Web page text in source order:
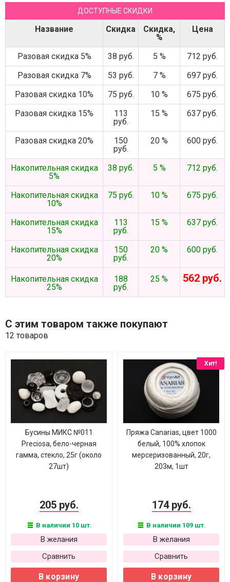
ДОСТУПНЫЕ СКИДКИ
Название Скидка
Скидка,
%
Цена
Разовая скидка 5% 38 руб. 5 %
712 руб.
Разовая скидка 7%
53 руб. 7 %
697 руб.
Разовая скидка 10%
75 руб. 10 %
675 руб.
Разовая скидка 15%
113
руб.
15 % 637 руб.
Разовая скидка 20%
150
руб.
20 % 600 руб.
Накопительная скидка
5%
38 руб. 5 % 712 руб.
Накопительная скидка
10%
75 руб. 10 % 675 руб.
Накопительная скидка
15%
113
руб.
15 % 637 руб.
Накопительная скидка
20%
150
руб.
20 % 600 руб.
Накопительная скидка
25%
188
руб.
25 % 562 руб.
С этим товаром также покупают
12 товаров
Бусины МИКС №011
Preciosa, бело-черная
гамма, стекло, 25г (около
27шт)
205 руб.
В наличии 10 шт.
В желания
Сравнить
В корзину
Хит!
Пряжа Canarias, цвет 1000
белый, 100% хлопок
мерсеризованный, 20г,
203м, 1шт
174 руб.
В наличии 109 шт.
В желания
Сравнить
В корзину